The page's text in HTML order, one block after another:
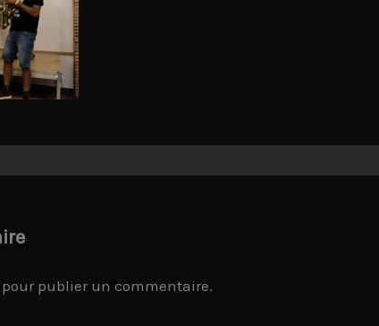
publier un commentaire.